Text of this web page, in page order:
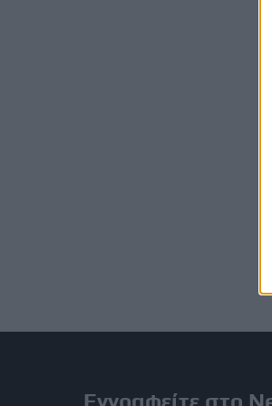
Εγγραφείτε στο